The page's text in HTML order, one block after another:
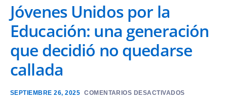
Jóvenes Unidos por la
Educación: una generación
que decidió no quedarse
callada
SEPTIEMBRE 26, 2025 COMENTARIOS DESACTIVADOS